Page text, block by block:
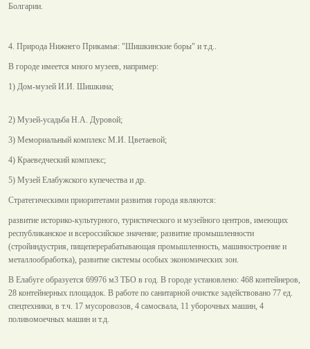
Болгарии.
4. Природа Нижнего Прикамья: "Шишкинские боры" и т.д..
В городе имеется много музеев, например:
1) Дом-музей И.И. Шишкина;
2) Музей-усадьба Н.А. Дуровой;
3) Мемориальный комплекс М.И. Цветаевой;
4) Краеведческий комплекс;
5) Музей Елабужского купечества и др.
Стратегическими приоритетами развития города являются:
развитие историко-культурного, туристического и музейного центров, имеющих
республиканское и всероссийское значение; развитие промышленности
(стройиндустрия, пищеперерабатывающая промышленность, машиностроение и
металлообработка), развитие системы особых экономических зон.
В Елабуге образуется 69976 м3 ТБО в год. В городе установлено: 468 контейнеров,
28 контейнерных площадок. В работе по санитарной очистке задействовано 77 ед.
спецтехники, в т.ч. 17 мусоровозов, 4 самосвала, 11 уборочных машин, 4
поливомоечных машин и т.д.